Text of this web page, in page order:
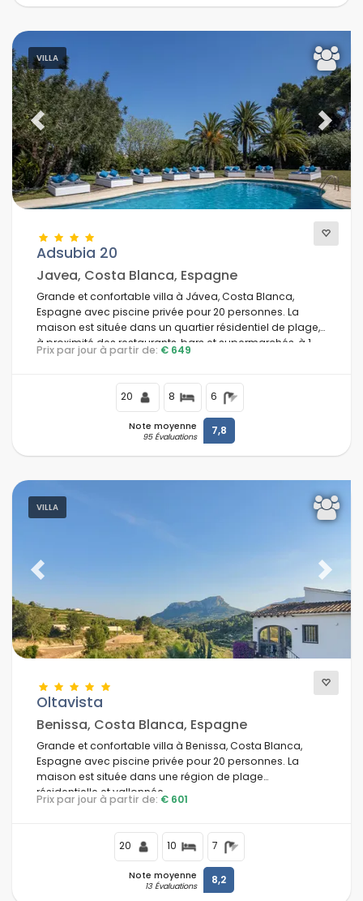
VILLA
Previous Next
Adsubia 20
Javea, Costa Blanca, Espagne
Grande et confortable villa à Jávea, Costa Blanca,
Espagne avec piscine privée pour 20 personnes. La
maison est située dans un quartier résidentiel de plage,
à proximité des restaurants, bars et supermarchés, à 1
km de la plage El Arenal, Jávea, et à 1 km de la mer
Prix par jour à partir de: € 649
20 8 6
Note moyenne
95 Évaluations 7,8
VILLA
Previous Next
Oltavista
Benissa, Costa Blanca, Espagne
Grande et confortable villa à Benissa, Costa Blanca,
Espagne avec piscine privée pour 20 personnes. La
maison est située dans une région de plage
résidentielle et vallonnée.
Prix par jour à partir de: € 601
20 10 7
Note moyenne
13 Évaluations 8,2